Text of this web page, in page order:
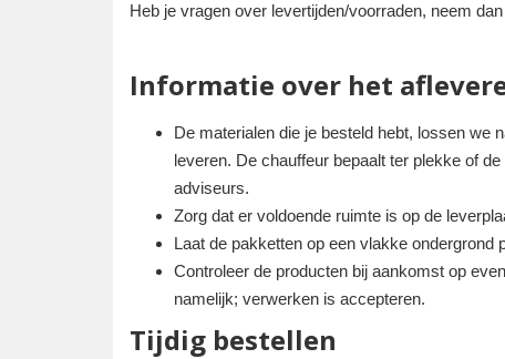
Heb je vragen over levertijden/voorraden, neem
Informatie over het
De materialen die je besteld hebt, lossen we
leveren. De chauffeur bepaalt ter plekke of
adviseurs.
Zorg dat er voldoende ruimte is op de
Laat de pakketten op een vlakke ondergrond
Controleer de producten bij aankomst op
namelijk; verwerken is accepteren.
Tijdig bestellen